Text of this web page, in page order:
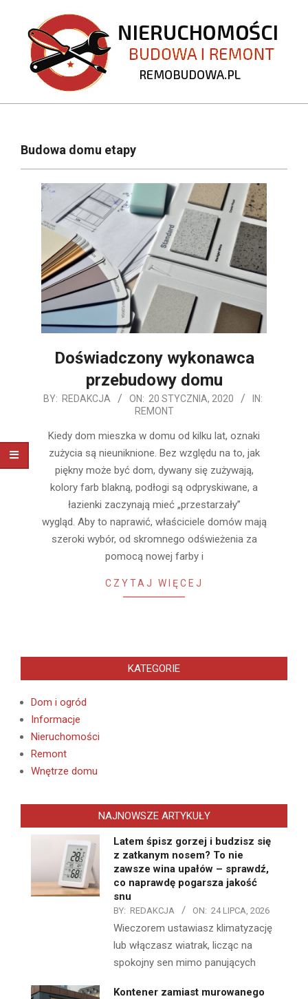
content
REMOBUDOWA.PL
NavigationBudowa domu etapy
Doświadczony wykonawca
przebudowy domu
2020-
20
BY: REDAKCJA ON: 20 STYCZNIA, 2020
IN:
REMONT
Kiedy dom mieszka w domu od kilku lat, oznaki
zużycia są nieuniknione. Bez względu na to, jak
piękny może być dom, dywany się zużywają,
kolory farb blakną, podłogi są odpryskiwane, a
łazienki zaczynają mieć „przestarzały”
wygląd. Aby to naprawić, właściciele domów mają
szeroki wybór, od skromnego odświeżenia za
pomocą nowej farby i
CZYTAJ WIĘCEJ
KATEGORIE
Dom i ogród
Informacje
Nieruchomości
Remont
Wnętrze domu
NAJNOWSZE ARTYKUŁY
Latem śpisz gorzej i budzisz się
z zatkanym nosem? To nie
zawsze wina upałów – sprawdź,
co naprawdę pogarsza jakość
snu
BY: REDAKCJA ON: 24 LIPCA, 2026
Wieczorem ustawiasz klimatyzację
lub włączasz wiatrak, licząc na
spokojny sen mimo panujących
Kontener zamiast murowanego